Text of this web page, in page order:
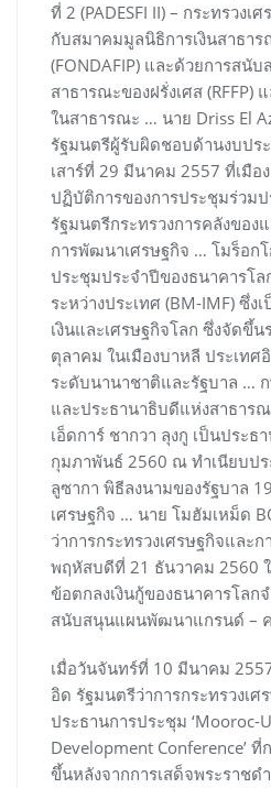
ที่ 2 (PADESFI II) – กระทรวงเ
กับสมาคมมูลนิธิการเงินสาธาร
(FONDAFIP) และด้วยการสนั
สาธารณะของฝรั่งเศส (RFFP)
ในสาธารณะ … นาย Driss El
รัฐมนตรีผู้รับผิดชอบด้านงบปร
เสาร์ที่ 29 มีนาคม 2557 ที่เมือ
ปฏิบัติการของการประชุมร่วม
รัฐมนตรีกระทรวงการคลังของ
การพัฒนาเศรษฐกิจ … โมร็อก
ประชุมประจำปีของธนาคารโล
ระหว่างประเทศ (BM-IMF) ซึ่
เงินและเศรษฐกิจโลก ซึ่งจัดขึ้
ตุลาคม ในเมืองบาหลี ประเทศ
ระดับนานาชาติและรัฐบาล …
และประธานาธิบดีแห่งสาธาร
เอ็ดการ์ ชากวา ลุงกู เป็นประ
กุมภาพันธ์ 2560 ณ ทำเนียบปร
ลูซากา พิธีลงนามของรัฐบาล
เศรษฐกิจ … นาย โมฮัมเหม็ด
ว่าการกระทรวงเศรษฐกิจและ
พฤหัสบดีที่ 21 ธันวาคม 2560
ข้อตกลงเงินกู้ของธนาคารโลก
สนับสนุนแผนพัฒนาแกรนด์ –
เมื่อวันจันทร์ที่ 10 มีนาคม
อิด รัฐมนตรีว่าการกระทรวงเศ
ประธานการประชุม ‘Mooroc-
Development Conference’
ขึ้นหลังจากการเสด็จพระราชด